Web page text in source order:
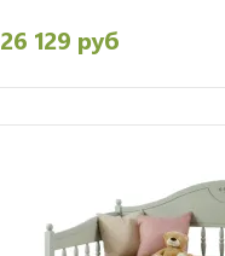
26 129 руб